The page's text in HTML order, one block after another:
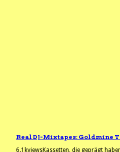
Real DJ-Mixtapes: Goldmine
6.1kviewsKassetten, die geprägt